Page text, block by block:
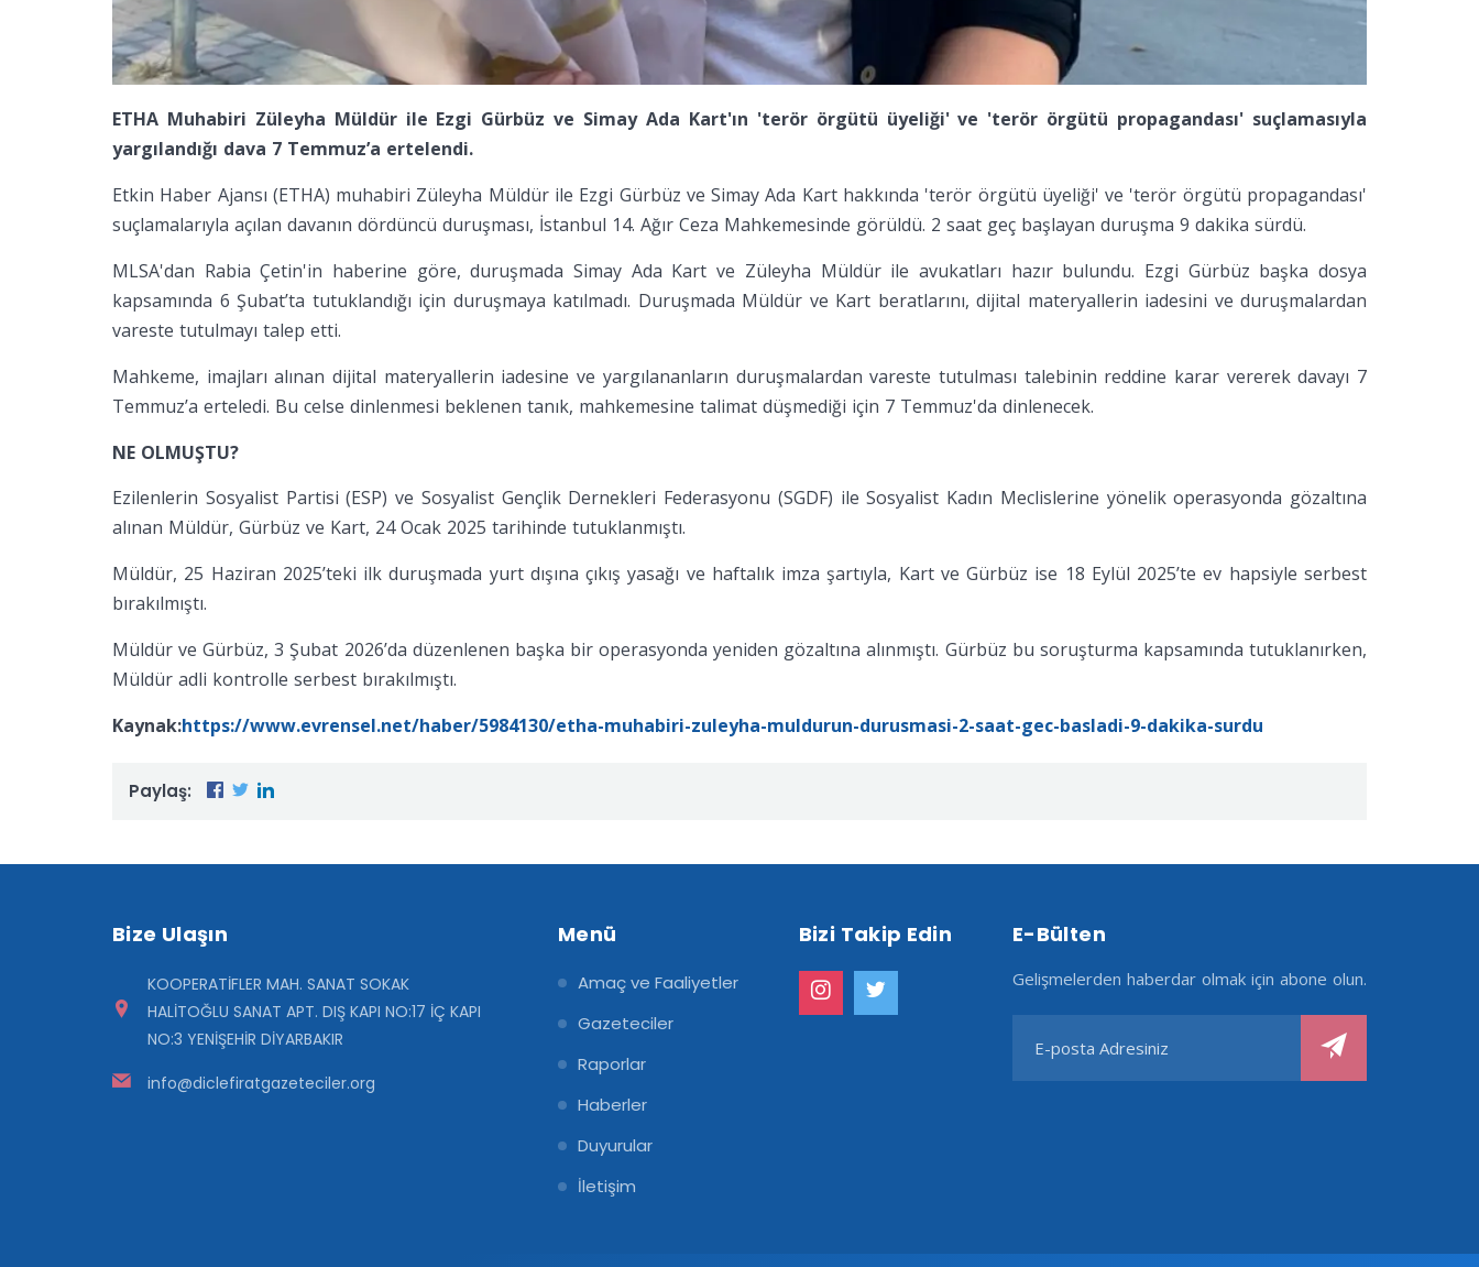
ETHA Muhabiri Züleyha Müldür ile Ezgi Gürbüz ve Simay Ada Kart'ın 'terör örgütü üyeliği' ve 'terör örgütü propagandası' suçlamasıyla
yargılandığı dava 7 Temmuz’a ertelendi.
Etkin Haber Ajansı (ETHA) muhabiri Züleyha Müldür ile Ezgi Gürbüz ve Simay Ada Kart hakkında 'terör örgütü üyeliği' ve 'terör örgütü propagandası'
suçlamalarıyla açılan davanın dördüncü duruşması, İstanbul 14. Ağır Ceza Mahkemesinde görüldü. 2 saat geç başlayan duruşma 9 dakika sürdü.
MLSA'dan Rabia Çetin'in haberine göre, duruşmada Simay Ada Kart ve Züleyha Müldür ile avukatları hazır bulundu. Ezgi Gürbüz başka dosya
kapsamında 6 Şubat’ta tutuklandığı için duruşmaya katılmadı. Duruşmada Müldür ve Kart beratlarını, dijital materyallerin iadesini ve duruşmalardan
vareste tutulmayı talep etti.
Mahkeme, imajları alınan dijital materyallerin iadesine ve yargılananların duruşmalardan vareste tutulması talebinin reddine karar vererek davayı 7
Temmuz’a erteledi. Bu celse dinlenmesi beklenen tanık, mahkemesine talimat düşmediği için 7 Temmuz'da dinlenecek.
NE OLMUŞTU?
Ezilenlerin Sosyalist Partisi (ESP) ve Sosyalist Gençlik Dernekleri Federasyonu (SGDF) ile Sosyalist Kadın Meclislerine yönelik operasyonda gözaltına
alınan Müldür, Gürbüz ve Kart, 24 Ocak 2025 tarihinde tutuklanmıştı.
Müldür, 25 Haziran 2025’teki ilk duruşmada yurt dışına çıkış yasağı ve haftalık imza şartıyla, Kart ve Gürbüz ise 18 Eylül 2025’te ev hapsiyle serbest
bırakılmıştı.
Müldür ve Gürbüz, 3 Şubat 2026’da düzenlenen başka bir operasyonda yeniden gözaltına alınmıştı. Gürbüz bu soruşturma kapsamında tutuklanırken,
Müldür adli kontrolle serbest bırakılmıştı.
Kaynak:https://www.evrensel.net/haber/5984130/etha-muhabiri-zuleyha-muldurun-durusmasi-2-saat-gec-basladi-9-dakika-surdu
Paylaş:
Bize Ulaşın
KOOPERATİFLER MAH. SANAT SOKAK
HALİTOĞLU SANAT APT. DIŞ KAPI NO:17 İÇ KAPI
NO:3 YENİŞEHİR DİYARBAKIR
info@diclefiratgazeteciler.org
Menü
Amaç ve Faaliyetler
Gazeteciler
Raporlar
Haberler
Duyurular
İletişim
Bizi Takip Edin E-Bülten
Gelişmelerden haberdar olmak için abone olun.